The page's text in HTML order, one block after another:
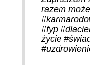
razem
#fyp
życie